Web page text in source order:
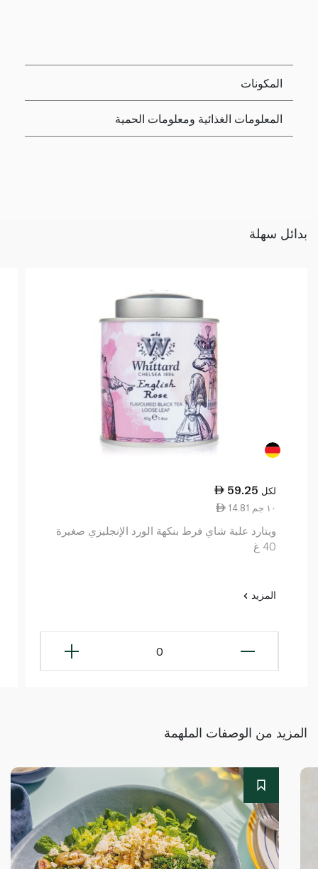
المكونات
المعلومات الغذائية ومعلومات الحمية
بدائل سهلة
59.25 لكل
14.81 ١٠ جم
ويتارد علبة شاي فرط بنكهة الورد الإنجليزي صغيرة
40 غ
المزيد
0
المزيد من الوصفات الملهمة